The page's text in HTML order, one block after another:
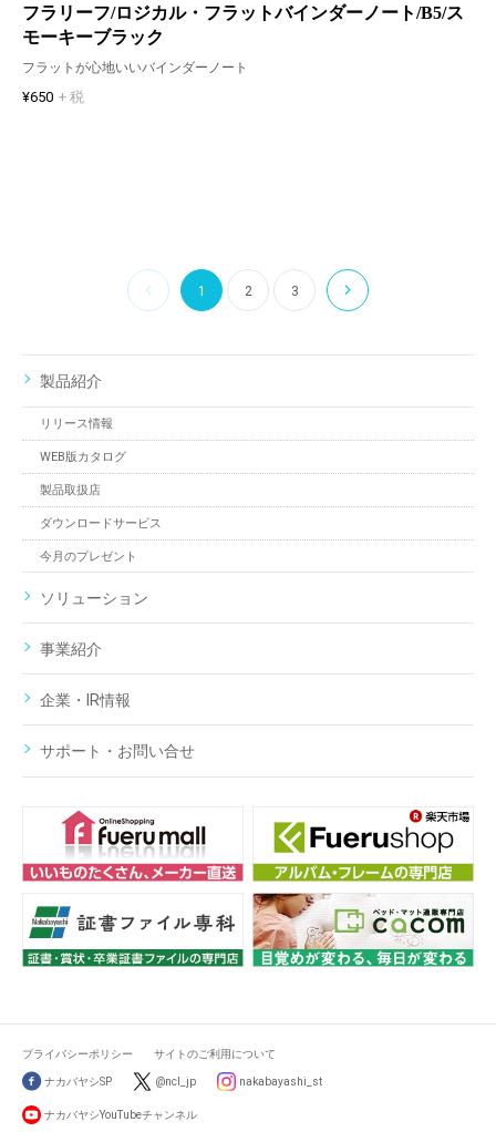
フラリーフ/ロジカル・フラットバインダーノート/B5/ス
モーキーブラック
フラットが心地いいバインダーノート
¥650 + 税
1 2 3
製品紹介
リリース情報
WEB版カタログ
製品取扱店
ダウンロードサービス
今月のプレゼント
ソリューション
事業紹介
企業・IR情報
サポート・お問い合せ
プライバシーポリシー サイトのご利用について
ナカバヤシSP @ncl_jp nakabayashi_st
ナカバヤシYouTubeチャンネル